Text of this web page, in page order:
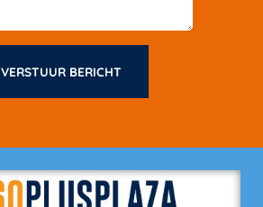
VERSTUUR BERICHT